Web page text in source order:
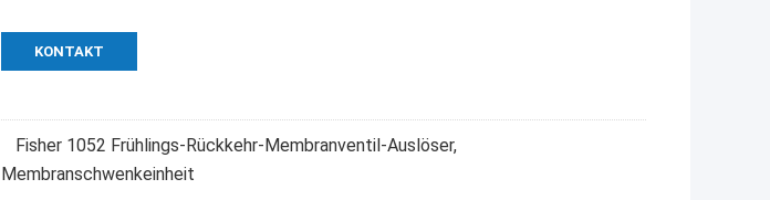
KONTAKT
Fisher 1052 Frühlings-Rückkehr-Membranventil-Auslöser,
Membranschwenkeinheit